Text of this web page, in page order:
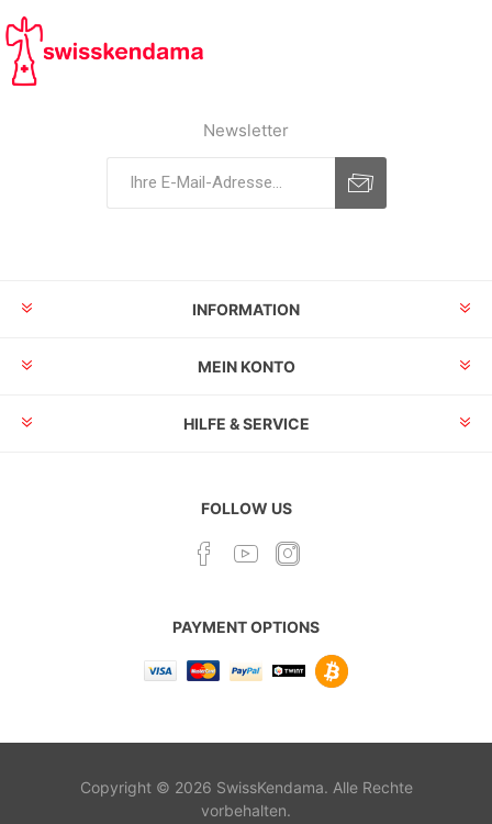
Newsletter
INFORMATION
MEIN KONTO
HILFE & SERVICE
FOLLOW US
PAYMENT OPTIONS
Copyright © 2026 SwissKendama. Alle Rechte
vorbehalten.